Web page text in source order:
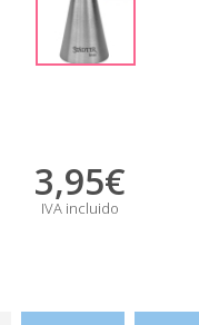
3,95€
IVA incluido